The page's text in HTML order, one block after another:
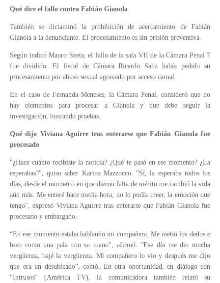
Qué dice el fallo contra Fabián Gianola
También se dictaminó la prohibición de acercamiento de Fabián
Gianola a la denunciante. El procesamiento es sin prisión preventiva.
Según indicó Mauro Szeta, el fallo de la sala VII de la Cámara Penal 7
fue dividido. El fiscal de Cámara Ricardo Sanz había pedido su
procesamiento por abuso sexual agravado por acceso carnal.
En el caso de Fernanda Meneses, la Cámara Penal, consideró que no
hay elementos para procesar a Gianola y que debe seguir la
investigación, buscando pruebas.
Qué dijo Viviana Aguirre tras enterarse que Fabián Gianola fue
procesado
"¿Hace cuánto recibiste la noticia? ¿Qué te pasó en ese momento? ¿La
esperabas?", quiso saber Karina Mazzocco. "Sí, la esperaba todos los
días, desde el momento en que dieron falta de mérito me cambió la vida
aún más. Me enteré hace media hora, no lo podía creer, la emoción que
tengo", expresó Viviana Aguirre tras enterarse que Fabián Gianola fue
procesado y embargado.
“En ese momento estaba hablando mi compañera. Me metió los dedos e
hizo como una pala con su mano", afirmó. "Ese día me dio mucha
vergüenza, bajé la vergüenza. Mi compañero lo vio y después me dijo
que era un desubicado”, contó. En otra oportunidad, en diálogo con
"Intrusos" (América TV), la comunicadora también relató su